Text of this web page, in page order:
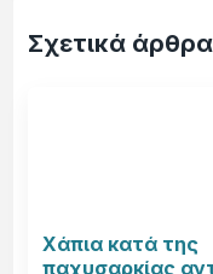
Σχετικά άρθρα
Χάπια κατά της
παχυσαρκίας